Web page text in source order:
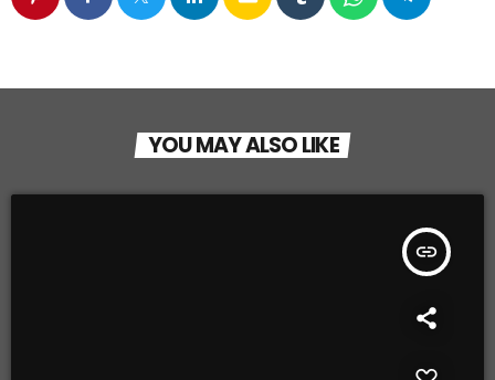
YOU MAY ALSO LIKE
insert_link